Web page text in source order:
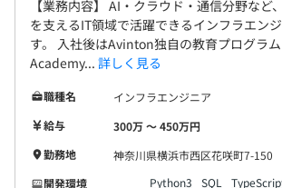
【業務内容】 AI・クラウド・通信分野など
を支えるIT領域で活躍できるインフラエン
す。 入社後はAvinton独自の教育プログラ
Academy... 詳しく見る
職種名
インフラエンジニア
給与
300万 〜 450万円
勤務地
神奈川県横浜市西区花咲町7-150
開発環境
Python3 SQL